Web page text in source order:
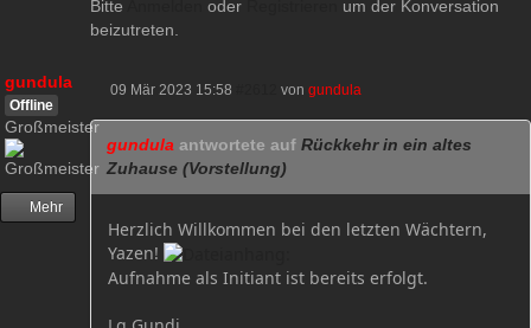
Bitte oder
um der Konversation
beizutreten.
gundula
Offline
Großmeister
Mehr
09 Mär 2023 15:58 vongundula
gundula antwortete aufRückkehr in ein altes
Zuhause (Vorstellung)
Herzlich Willkommen bei den letzten Wächtern,
Yazen!
Aufnahme als Initiant ist bereits erfolgt.